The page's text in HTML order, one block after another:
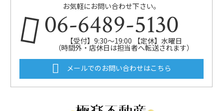
お気軽にお問い合わせ下さい。
06-6489-5130
【受付】9:30～19:00 【定休】水曜日
（時間外・店休日は担当者へ転送されます）
メールでのお問い合わせはこちら